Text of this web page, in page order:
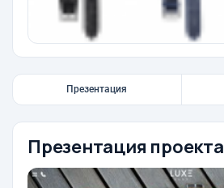
Презентация
Презентация проекта